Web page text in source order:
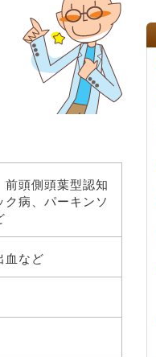
前頭側頭葉型認知
病、パーキンソ
血など